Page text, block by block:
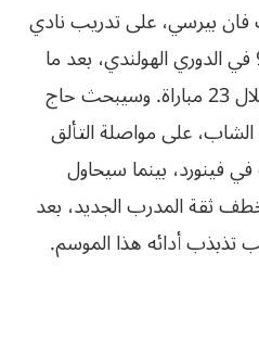
فان بيرسي، على تدريب نادي
هيرينفين صاحب المركز الـ9 في الدوري الهولندي، بعد ما
قاده لتحقيق 7 انتصارات خلال 23 مباراة. وسيبحث حاج
على مواصلة التألق
فينورد، بينما سيحاول
ثقة المدرب الجديد، بعد
تذبذب أدائه هذا الموسم.